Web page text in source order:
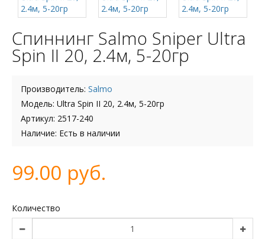
Спиннинг Salmo Sniper Ultra
Spin II 20, 2.4м, 5-20гр
Производитель: Salmo
Модель: Ultra Spin II 20, 2.4м, 5-20гр
Артикул: 2517-240
Наличие: Есть в наличии
99.00 руб.
Количество